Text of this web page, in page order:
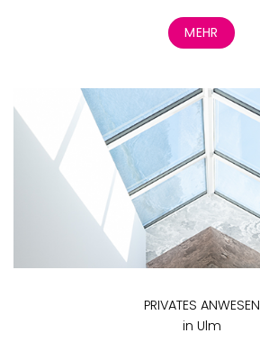
MEHR
PRIVATES ANWESEN
in Ulm